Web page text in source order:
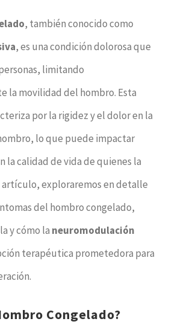
, también conocido como
, es una condición dolorosa que
limitando
la movilidad del hombro. Esta
por la rigidez y el dolor en la
lo que puede impactar
la calidad de vida de quienes la
artículo, exploraremos en detalle
del hombro congelado,
y cómo la neuromodulación
terapéutica prometedora para
Congelado?